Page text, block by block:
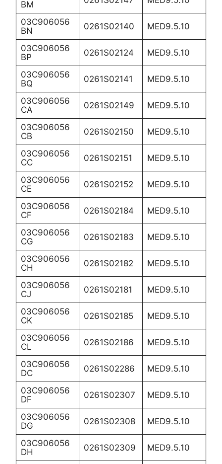
BM
03C906056
BN
0261S02140 MED9.5.10
03C906056
BP
0261S02124 MED9.5.10
03C906056
BQ
0261S02141 MED9.5.10
03C906056
CA
0261S02149 MED9.5.10
03C906056
CB
0261S02150 MED9.5.10
03C906056
CC
0261S02151 MED9.5.10
03C906056
CE
0261S02152 MED9.5.10
03C906056
CF
0261S02184 MED9.5.10
03C906056
CG
0261S02183 MED9.5.10
03C906056
CH
0261S02182 MED9.5.10
03C906056
CJ
0261S02181 MED9.5.10
03C906056
CK
0261S02185 MED9.5.10
03C906056
CL
0261S02186 MED9.5.10
03C906056
DC
0261S02286 MED9.5.10
03C906056
DF
0261S02307 MED9.5.10
03C906056
DG
0261S02308 MED9.5.10
03C906056
DH
0261S02309 MED9.5.10